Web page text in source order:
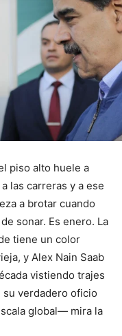
piso alto huele a
las carreras y a ese
a brotar cuando
sonar. Es enero. La
tiene un color
y Alex Nain Saab
vistiendo trajes
verdadero oficio
global— mira la